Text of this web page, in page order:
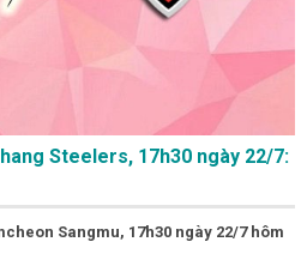
Steelers, 17h30 ngày 22/7:
Sangmu, 17h30 ngày 22/7 hôm